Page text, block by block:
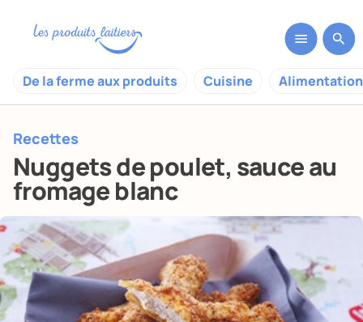
De la ferme aux produits Cuisine
Recettes
Nuggets de poulet, sauce au
fromage blanc